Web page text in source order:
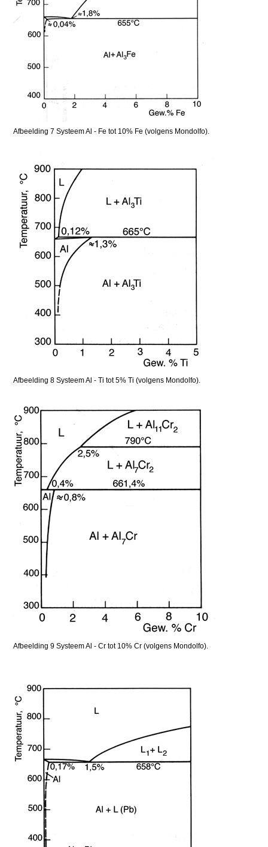
Afbeelding 7 Systeem Al - Fe tot 10% Fe (volgens Mondolfo).
Afbeelding 8 Systeem Al - Ti tot 5% Ti (volgens Mondolfo).
Afbeelding 9 Systeem Al - Cr tot 10% Cr (volgens Mondolfo).